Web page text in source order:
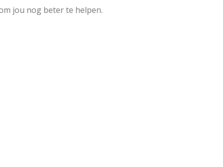
jou nog beter te helpen.